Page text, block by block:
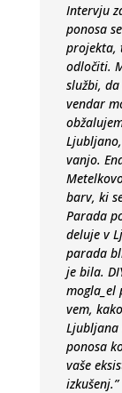
Intervju
ponosa
projekta,
odločiti.
službi,
vendar
vanjo.
barv, ki
Parada
deluje v
parada
je bila.
mogla_el
vem,
Ljubljana
ponosa
vaše
izkušenj.”